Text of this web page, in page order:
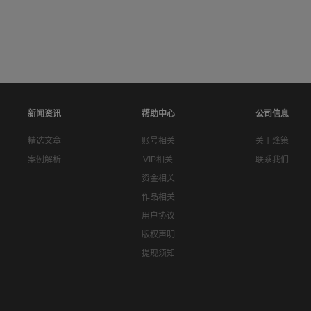
新闻资讯
精选文章
案例解析
帮助中心
账号相关
VIP相关
资金相关
作品相关
用户协议
版权声明
提现须知
公司信息
关于烽策
联系我们